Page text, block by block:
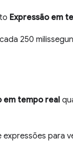
Expressão em
250
em tempo real
expressões para